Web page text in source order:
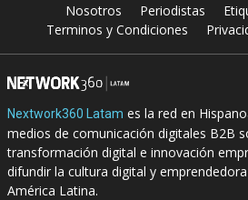
Nosotros Periodistas
Terminos y Condiciones
Nextwork360 Latam es la red en
medios de comunicación digitales B2B
transformación digital e innovación
difundir la cultura digital y
América Latina.